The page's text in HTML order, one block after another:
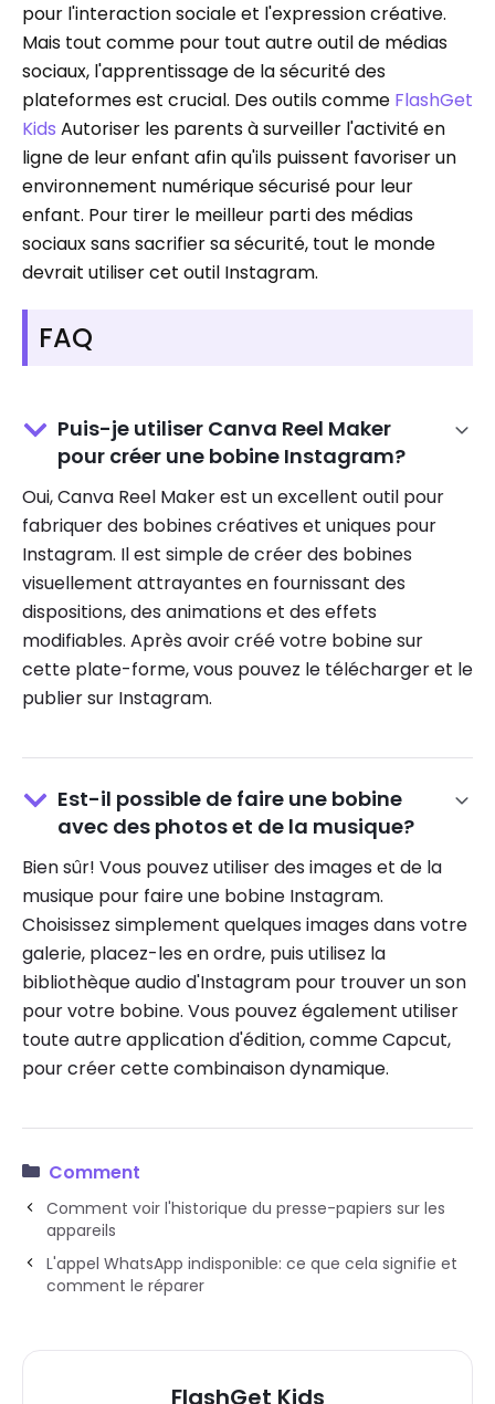
pour l'interaction sociale et l'expression créative.
Mais tout comme pour tout autre outil de médias
sociaux, l'apprentissage de la sécurité des
plateformes est crucial. Des outils comme FlashGet
Kids Autoriser les parents à surveiller l'activité en
ligne de leur enfant afin qu'ils puissent favoriser un
environnement numérique sécurisé pour leur
enfant. Pour tirer le meilleur parti des médias
sociaux sans sacrifier sa sécurité, tout le monde
devrait utiliser cet outil Instagram.
FAQ
Puis-je utiliser Canva Reel Maker
pour créer une bobine Instagram?
Oui, Canva Reel Maker est un excellent outil pour
fabriquer des bobines créatives et uniques pour
Instagram. Il est simple de créer des bobines
visuellement attrayantes en fournissant des
dispositions, des animations et des effets
modifiables. Après avoir créé votre bobine sur
cette plate-forme, vous pouvez le télécharger et le
publier sur Instagram.
Est-il possible de faire une bobine
avec des photos et de la musique?
Bien sûr! Vous pouvez utiliser des images et de la
musique pour faire une bobine Instagram.
Choisissez simplement quelques images dans votre
galerie, placez-les en ordre, puis utilisez la
bibliothèque audio d'Instagram pour trouver un son
pour votre bobine. Vous pouvez également utiliser
toute autre application d'édition, comme Capcut,
pour créer cette combinaison dynamique.
Comment
Comment voir l'historique du presse-papiers sur les
appareils
L'appel WhatsApp indisponible: ce que cela signifie et
comment le réparer
FlashGet Kids